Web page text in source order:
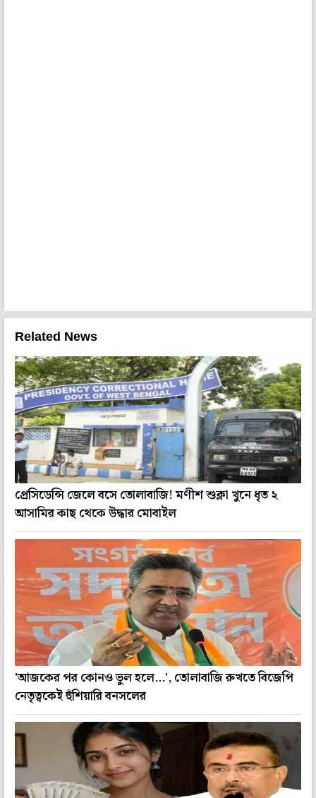
Related News
প্রেসিডেন্সি জেলে বসে তোলাবাজি! মণীশ শুক্লা খুনে ধৃত ২
আসামির কাছ থেকে উদ্ধার মোবাইল
'আজকের পর কোনও ভুল হলে...', তোলাবাজি রুখতে বিজেপি
নেতৃত্বকেই হুঁশিয়ারি বনসলের